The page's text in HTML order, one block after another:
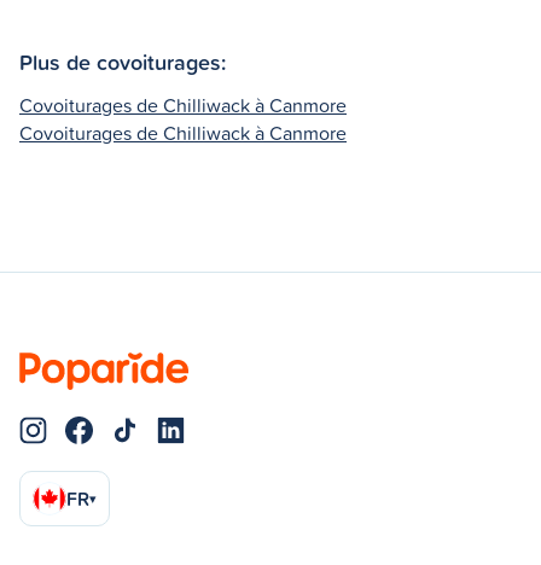
Plus de covoiturages:
Covoiturages de Chilliwack à Canmore
Covoiturages de Chilliwack à Canmore
FR▾